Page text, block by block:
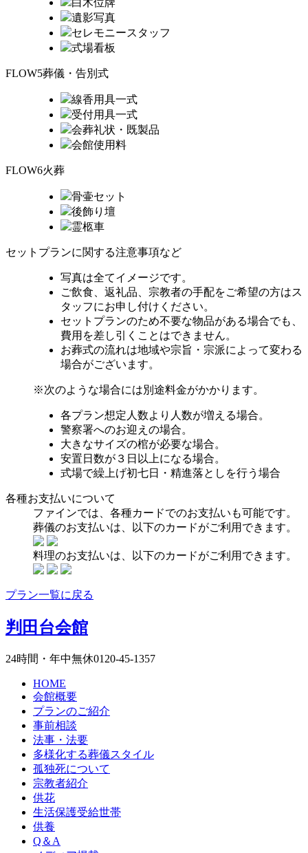
遺影写真
セレモニースタッフ
式場看板
FLOW5葬儀・告別式
線香用具一式
受付用具一式
会葬礼状・既製品
会館使用料
FLOW6火葬
骨壷セット
後飾り壇
霊柩車
セットプランに関する注意事項など
写真は全てイメージです。
ご飲食、返礼品、宗教者の手配をご希望の方はス
タッフにお申し付けください。
セットプランのため不要な物品がある場合でも、
費用を差し引くことはできません。
お葬式の流れは地域や宗旨・宗派によって変わる
場合がございます。
※次のような場合には別途料金がかかります。
各プラン想定人数より人数が増える場合。
警察署へのお迎えの場合。
大きなサイズの棺が必要な場合。
安置日数が３日以上になる場合。
式場で繰上げ初七日・精進落としを行う場合
各種お支払いについて
ファインでは、各種カードでのお支払いも可能です。
葬儀のお支払いは、以下のカードがご利用できます。
料理のお支払いは、以下のカードがご利用できます。
プラン一覧に戻る
判田台会館
24時間・年中無休0120-45-1357
HOME
会館概要
プランのご紹介
事前相談
法事・法要
多様化する葬儀スタイル
孤独死について
宗教者紹介
供花
生活保護受給世帯
供養
Q＆A